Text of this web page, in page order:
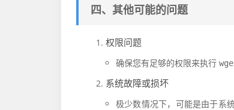
四、其他可能的问题
权限问题
确保您有足够的权限来执行
系统故障或损坏
极少数情况下，可能是由于系